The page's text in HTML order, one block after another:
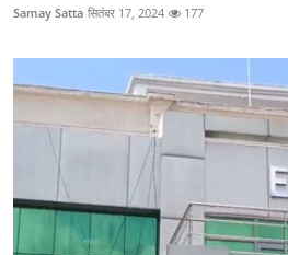
Samay Satta सितंबर 17, 2024 177